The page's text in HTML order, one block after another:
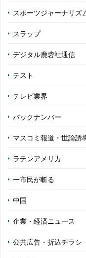
スポーツジャーナリズ
スラップ
デジタル鹿砦社通信
テスト
テレビ業界
バックナンバー
マスコミ報道・世論誘
ラテンアメリカ
一市民が斬る
中国
企業・経済ニュース
公共広告・折込チラシ